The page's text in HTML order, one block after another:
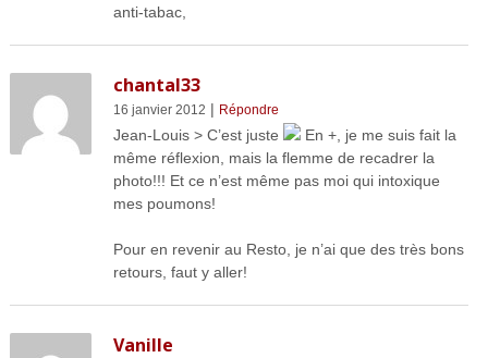
anti-tabac,
chantal33
16 janvier 2012 | Répondre
Jean-Louis > C’est juste
En +, je me suis fait la
même réflexion, mais la flemme de recadrer la
photo!!! Et ce n’est même pas moi qui intoxique
mes poumons!
Pour en revenir au Resto, je n’ai que des très bons
retours, faut y aller!
Vanille